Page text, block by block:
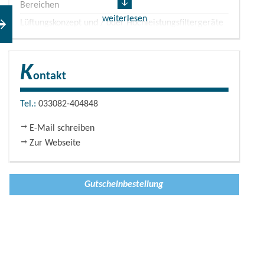
Bereichen
Lüftungskonzept und / oder Hochleistungsfiltergeräte
Flexible Storno- und Umbuchungsbedingungen
weiterlesen
Kontakt
Tel.:033082-404848
E-Mail schreiben
Zur Webseite
Gutscheinbestellung